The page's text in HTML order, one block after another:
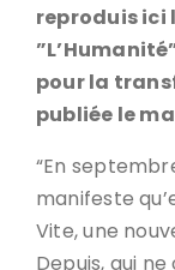
reproduis ici
pour la
publiée le
“En
manifeste
Vite, une
Depuis, qui